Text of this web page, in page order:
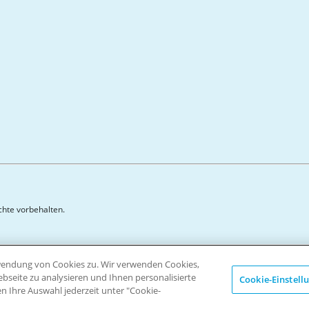
vorbehalten.
von Cookies zu. Wir verwenden Cookies,
zu analysieren und Ihnen personalisierte
Ihre Auswahl jederzeit unter "Cookie-
Cookie-